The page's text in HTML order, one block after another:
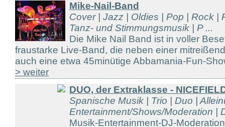
Mike-Nail-Band
Cover | Jazz | Oldies | Pop | Rock |
Tanz- und Stimmungsmusik | P ...
Die Mike Nail Band ist in voller
fraustarke Live-Band, die neben einer
auch eine etwa 45minütige Abbamania-Fun-
> weiter
DUO, der Extraklasse -
Spanische Musik | Trio | Duo |
Entertainment/Shows/Moderation |
Musik-Entertainment-DJ-